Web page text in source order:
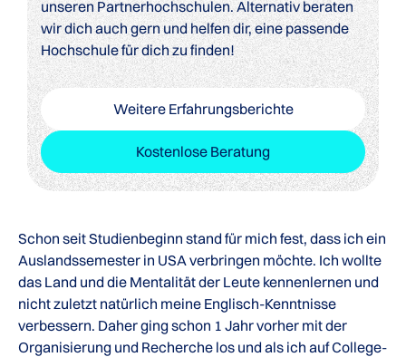
unseren Partnerhochschulen. Alternativ beraten
wir dich auch gern und helfen dir, eine passende
Hochschule für dich zu finden!
Weitere Erfahrungsberichte
Kostenlose Beratung
Schon seit Studienbeginn stand für mich fest, dass ich ein
Auslandssemester in USA verbringen möchte. Ich wollte
das Land und die Mentalität der Leute kennenlernen und
nicht zuletzt natürlich meine Englisch-Kenntnisse
verbessern. Daher ging schon 1 Jahr vorher mit der
Organisierung und Recherche los und als ich auf College-